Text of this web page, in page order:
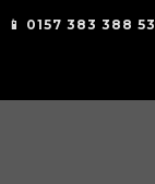
📱 0157 383 388 53